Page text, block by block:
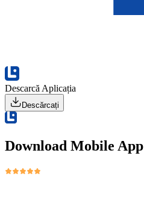
Descarcă Aplicația
Descărcați
Download Mobile App